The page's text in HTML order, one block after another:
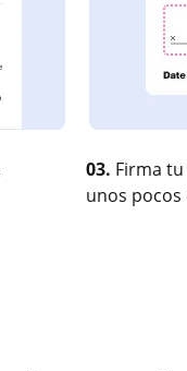
03. Firma
unos pocos